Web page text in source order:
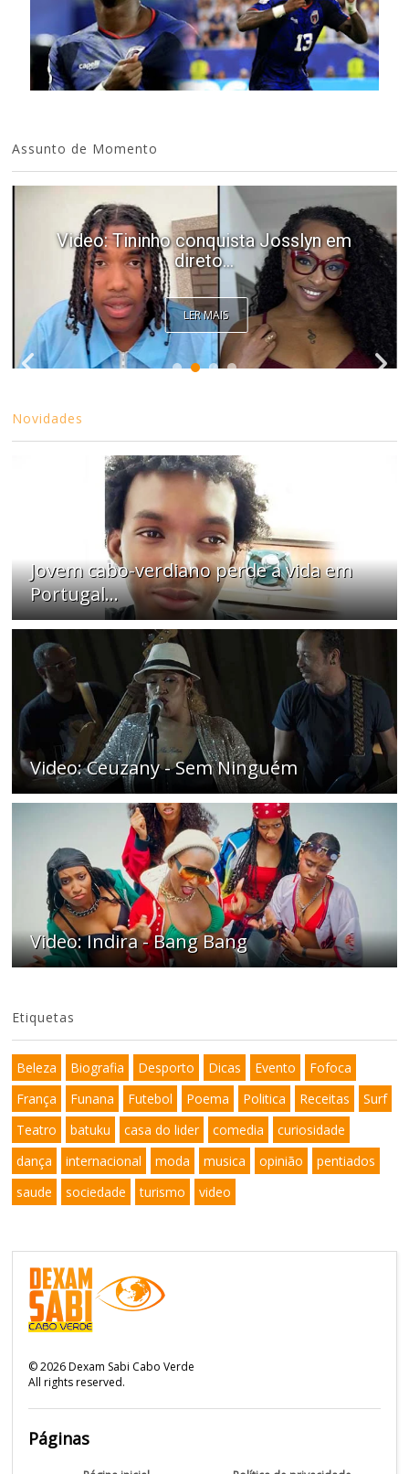
Assunto de Momento
Video: Tininho conquista Josslyn em
direto...
LER MAIS
Novidades
Jovem cabo-verdiano perde a vida em
Portugal...
Video: Ceuzany - Sem Ninguém
Video: Indira - Bang Bang
Etiquetas
Beleza Biografia Desporto Dicas Evento
Fofoca
França
Funana Futebol Poema Politica Receitas
Surf
Teatro
batuku casa do lider comedia
curiosidade
dança
internacional moda musica opinião
pentiados
saude
sociedade turismo video
©2026Dexam Sabi Cabo Verde
All rights reserved.
Páginas